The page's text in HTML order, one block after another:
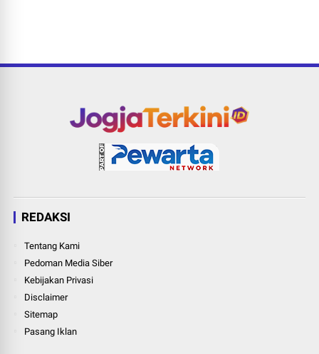
REDAKSI
Tentang Kami
Pedoman Media Siber
Kebijakan Privasi
Disclaimer
Sitemap
Pasang Iklan